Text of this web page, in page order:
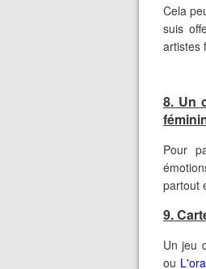
Cela
suis
artistes
8. Un
Pour
partout
9.
Un jeu
ou